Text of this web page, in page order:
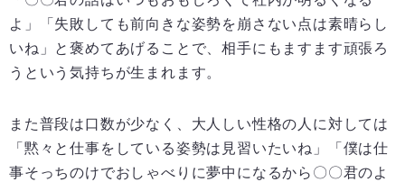
よ」「失敗しても前向きな姿勢を崩さない点は素晴らし
いね」と褒めてあげることで、相手にもますます頑張ろ
うという気持ちが生まれます。
また普段は口数が少なく、大人しい性格の人に対しては
「黙々と仕事をしている姿勢は見習いたいね」「僕は仕
事そっちのけでおしゃべりに夢中になるから〇〇君のよ